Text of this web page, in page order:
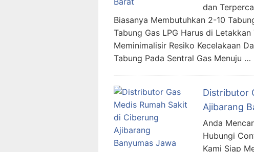
dan
Biasanya Membutuhkan 2-10
Tabung Gas LPG Harus di
Meminimalisir Resiko Kecelakaan
Tabung Pada Sentral Gas Menuju …
Distributor
Ajibarang
Anda
Hubungi
Kami Siap